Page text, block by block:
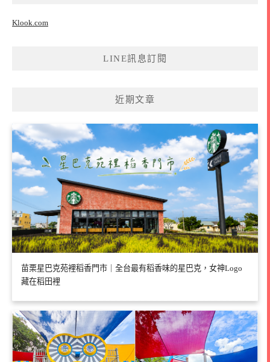
Klook.com
LINE訊息訂閱
近期文章
苗栗星巴克苑裡稻香門市｜全台最有稻香味的星巴克，女神Logo
藏在稻田裡